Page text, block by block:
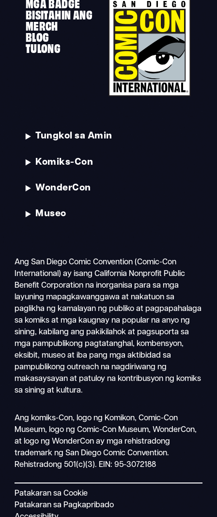
Mobile
nav
BISITAHIN ANG
MERCH
BLOG
TULONG
Tungkol sa Amin
Komiks-Con
WonderCon
Museo
Ang San Diego Comic Convention (Comic-Con
International) ay isang California Nonprofit Public
Benefit Corporation na inorganisa para sa mga
layuning mapagkawanggawa at nakatuon sa
paglikha ng kamalayan ng publiko at pagpapahalaga
sa komiks at mga kaugnay na popular na anyo ng
sining, kabilang ang pakikilahok at pagsuporta sa
mga pampublikong pagtatanghal, kombensyon,
eksibit, museo at iba pang mga aktibidad sa
pampublikong outreach na nagdiriwang ng
makasaysayan at patuloy na kontribusyon ng komiks
sa sining at kultura.
Ang komiks-Con, logo ng Komikon, Comic-Con
Museum, logo ng Comic-Con Museum, WonderCon,
at logo ng WonderCon ay mga rehistradong
trademark ng San Diego Comic Convention.
Rehistradong 501(c)(3). EIN: 95-3072188
Patakaran sa Cookie
Patakaran sa Pagkapribado